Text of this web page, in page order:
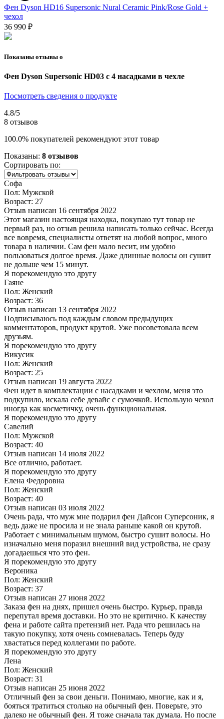
Фен Dyson HD16 Supersonic Nural Ceramic Pink/Rose Gold +
чехол
36 990 ₽
Показаны отзывы о
Фен Dyson Supersonic HD03 с 4 насадками в чехле
Посмотреть сведения о продукте
4.8/5
8 отзывов
100.0% покупателей рекомендуют этот товар
Показаны: 8 отзывов
Сортировать по:
Софа
Пол: Мужской
Возраст: 27
Отзыв написан 16 сентября 2022
Этот магазин настоящая находка, покупаю тут товар не
первый раз, но отзыв решила написать только сейчас. Всегда
все вовремя, специалисты ответят на любой вопрос, много
товара в наличии. Сам фен мало весит, им удобно
пользоваться долгое время. Даже длинные волосы он сушит
не дольше чем 15 минут.
Я порекомендую это другу
Гаяне
Пол: Женский
Возраст: 36
Отзыв написан 13 сентября 2022
Подписываюсь под каждым словом предыдущих
комментаторов, продукт крутой. Уже посоветовала всем
друзьям.
Я порекомендую это другу
Викусик
Пол: Женский
Возраст: 25
Отзыв написан 19 августа 2022
Фен идет в комплектации с насадками и чехлом, меня это
подкупило, искала себе девайс с сумочкой. Использую чехол
иногда как косметичку, очень функциональная.
Я порекомендую это другу
Савелий
Пол: Мужской
Возраст: 40
Отзыв написан 14 июля 2022
Все отлично, работает.
Я порекомендую это другу
Елена Федоровна
Пол: Женский
Возраст: 40
Отзыв написан 03 июля 2022
Очень рада, что муж мне подарил фен Дайсон Суперсоник, я
ведь даже не просила и не знала раньше какой он крутой.
Работает с минимальным шумом, быстро сушит волосы. Но
изначально меня поразил внешний вид устройства, не сразу
догадаешься что это фен.
Я порекомендую это другу
Вероника
Пол: Женский
Возраст: 37
Отзыв написан 27 июня 2022
Заказа фен на днях, пришел очень быстро. Курьер, правда
перепутал время доставки. Но это не критично. К качеству
фена и работе сайта претензий нет. Рада что решилась на
такую покупку, хотя очень сомневалась. Теперь буду
хвастаться перед коллегами по работе.
Я порекомендую это другу
Лена
Пол: Женский
Возраст: 31
Отзыв написан 25 июня 2022
Отличный фен за свои деньги. Понимаю, многие, как и я,
бояться тратиться столько на обычный фен. Поверьте, это
далеко не обычный фен. Я тоже сначала так думала. Но после